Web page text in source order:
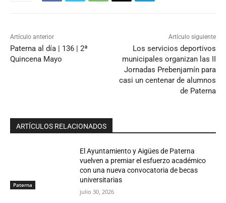
Artículo anterior
Paterna al día | 136 | 2ª
Quincena Mayo
Artículo siguiente
Los servicios deportivos
municipales organizan las II
Jornadas Prebenjamín para
casi un centenar de alumnos
de Paterna
ARTÍCULOS RELACIONADOS
Paterna
El Ayuntamiento y Aigües de Paterna
vuelven a premiar el esfuerzo académico
con una nueva convocatoria de becas
universitarias
julio 30, 2026